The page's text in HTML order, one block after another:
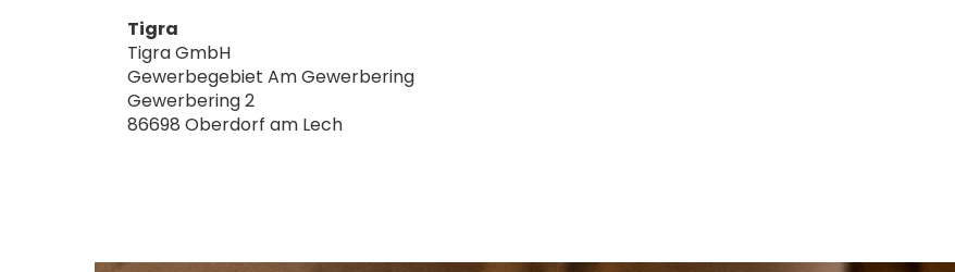
Tigra
Tigra GmbH
Gewerbegebiet Am Gewerbering
Gewerbering 2
86698 Oberdorf am Lech